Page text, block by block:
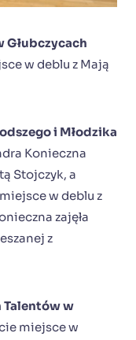
Głubczycach
w deblu z Mają
i Młodzika
Konieczna
Stojczyk, a
w deblu z
zajęła
z
Talentów w
miejsce w